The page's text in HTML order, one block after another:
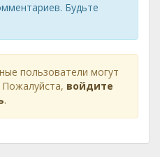
Будьте
пользователи могут
войдите
.